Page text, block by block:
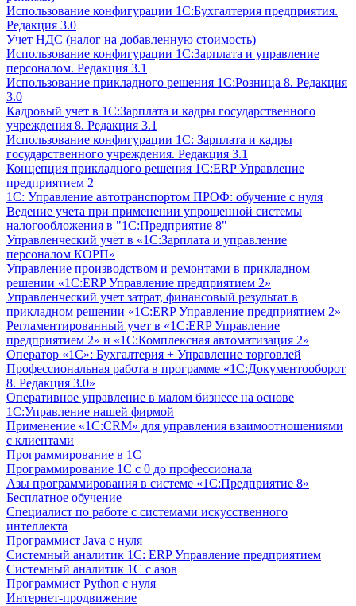
Использование конфигурации 1С:Бухгалтерия предприятия.
Редакция 3.0
Учет НДС (налог на добавленную стоимость)
Использование конфигурации 1С:Зарплата и управление
персоналом. Редакция 3.1
Использование прикладного решения 1С:Розница 8. Редакция
3.0
Кадровый учет в 1С:Зарплата и кадры государственного
учреждения 8. Редакция 3.1
Использование конфигурации ‎1С: Зарплата и кадры
государственного учреждения. Редакция 3.1
Концепция прикладного решения 1С:ERP Управление
предприятием 2
1С: Управление автотранспортом ПРОФ: обучение с нуля
Ведение учета при применении упрощенной системы
налогообложения в "1С:Предприятие 8"
Управленческий учет в «1C:Зарплата и управление
персоналом КОРП»
Управление производством и ремонтами в прикладном
решении «1С:ERP Управление предприятием 2»
Управленческий учет затрат, финансовый результат в
прикладном решении «1С:ERP Управление предприятием 2»
Регламентированный учет в «1С:ERP Управление
предприятием 2» и «1С:Комплексная автоматизация 2»
Оператор «1С»: Бухгалтерия + Управление торговлей
Профессиональная работа в программе «1С:Документооборот
8. Редакция 3.0»
Оперативное управление в малом бизнесе на основе
1С:Управление нашей фирмой
Применение «1С:CRM» для управления взаимоотношениями
с клиентами
Программирование в 1С
Программирование 1С с 0 до профессионала
Азы программирования в системе «1С:Предприятие 8»
Бесплатное обучение
Специалист по работе с системами искусственного
интеллекта
Программист Java с нуля
Системный аналитик 1С: ERP Управление предприятием
Системный аналитик 1С с азов
Программист Python с нуля
Интернет-продвижение